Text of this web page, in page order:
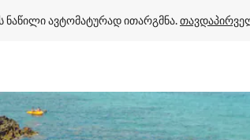
ნაწილი ავტომატურად ითარგმნა.